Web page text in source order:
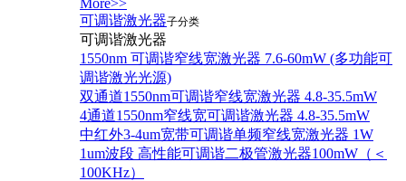
More>>
可调谐激光器子分类
可调谐激光器
1550nm 可调谐窄线宽激光器 7.6-60mW (多功能可
调谐激光光源)
双通道1550nm可调谐窄线宽激光器 4.8-35.5mW
4通道1550nm窄线宽可调谐激光器 4.8-35.5mW
中红外3-4um宽带可调谐单频窄线宽激光器 1W
1um波段 高性能可调谐二极管激光器100mW（＜
100KHz）